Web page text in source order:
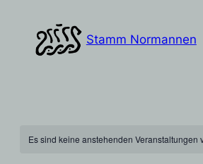
Stamm Normannen
Es sind keine anstehenden Veranstaltungen